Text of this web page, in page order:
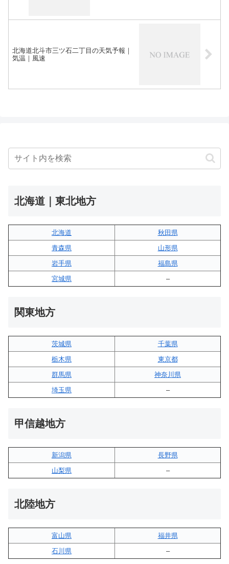
北海道北斗市三ツ石二丁目の天気予報｜
気温｜風速
北海道｜東北地方
北海道
秋田県
青森県
山形県
岩手県
福島県
宮城県
–
関東地方
茨城県
千葉県
栃木県
東京都
群馬県
神奈川県
埼玉県
–
甲信越地方
新潟県
長野県
山梨県
–
北陸地方
富山県
福井県
石川県
–